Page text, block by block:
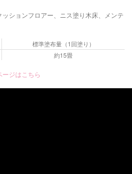
ションフロアー、ニス塗り木床、メンテ
標準塗布量（1回塗り）
約15畳
ージはこちら